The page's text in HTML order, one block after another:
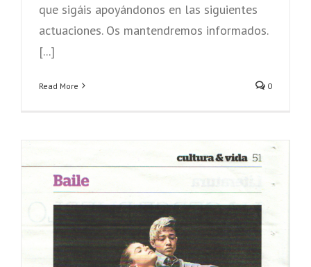
que sigáis apoyándonos en las siguientes
actuaciones. Os mantendremos informados.
[...]
Read More 0